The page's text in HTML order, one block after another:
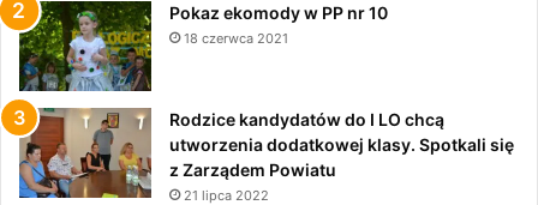
Pokaz ekomody w PP nr 10
18 czerwca 2021
Rodzice kandydatów do I LO chcą
utworzenia dodatkowej klasy. Spotkali się
z Zarządem Powiatu
21 lipca 2022